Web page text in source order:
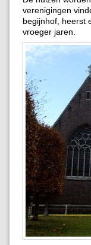
verenigingen
begijnhof, heerst
vroeger jaren.